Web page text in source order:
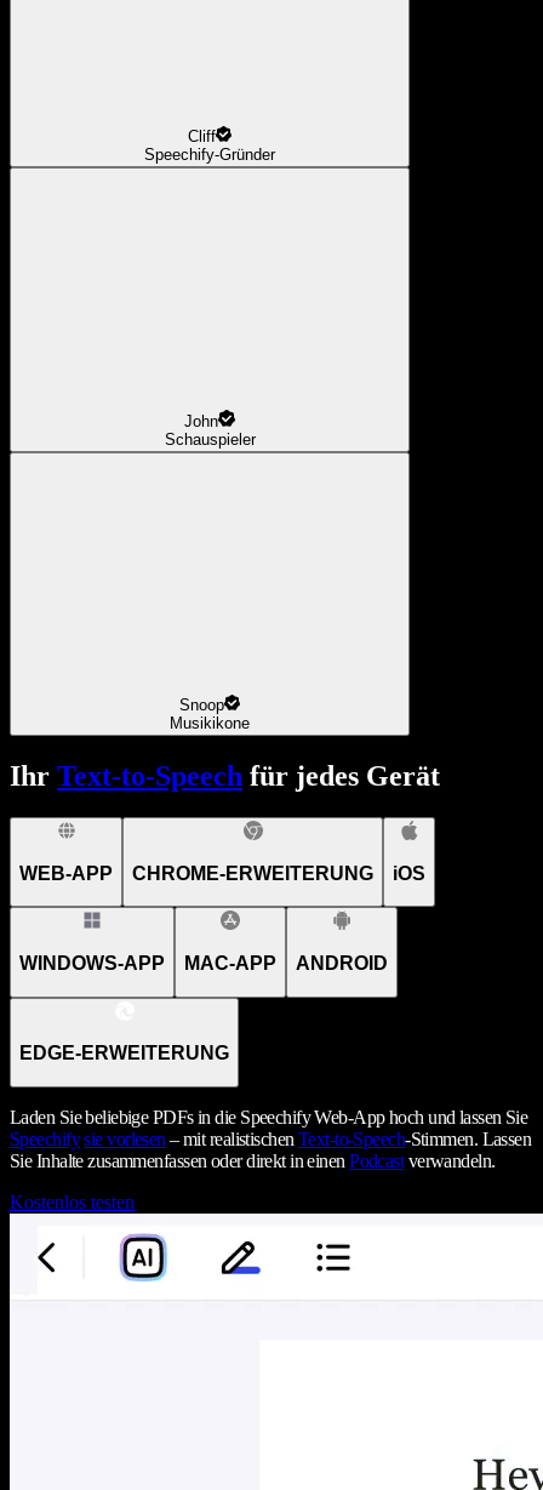
Cliff
Speechify-Gründer
John
Schauspieler
Snoop
Musikikone
Ihr Text-to-Speech für jedes Gerät
WEB-APP CHROME-ERWEITERUNG iOS
WINDOWS-APP MAC-APP ANDROID
EDGE-ERWEITERUNG
Laden Sie beliebige PDFs in die Speechify Web-App hoch und lassen Sie
Speechify sie vorlesen – mit realistischen Text-to-Speech-Stimmen. Lassen
Sie Inhalte zusammenfassen oder direkt in einenPodcastverwandeln.
Kostenlos testen